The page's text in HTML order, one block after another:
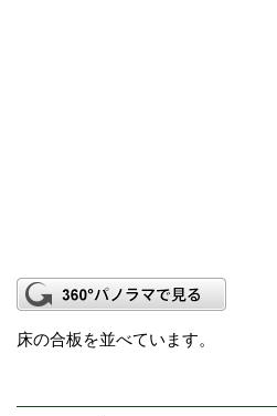
床の合板を並べています。